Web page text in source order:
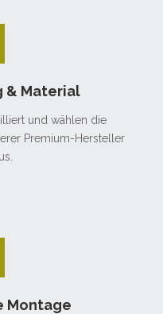
& Material
und wählen die
Premium-Hersteller
Montage